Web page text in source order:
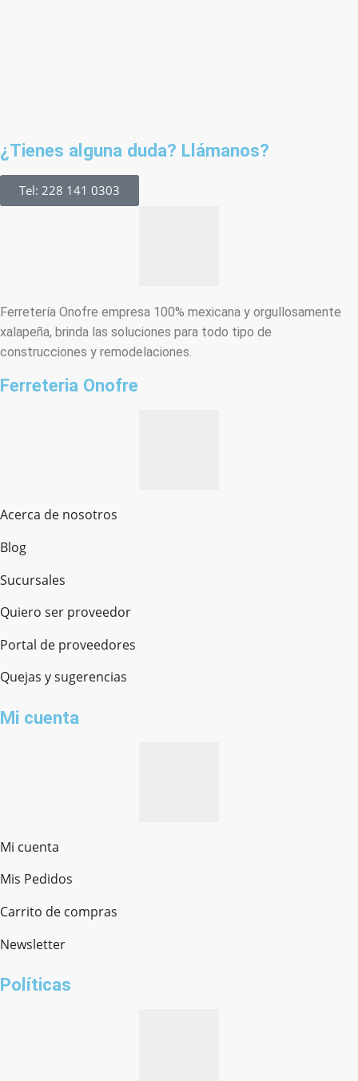
¿Tienes alguna duda? Llámanos?
Tel: 228 141 0303
Ferretería Onofre empresa 100% mexicana y orgullosamente
xalapeña, brinda las soluciones para todo tipo de
construcciones y remodelaciones.
Ferreteria Onofre
Acerca de nosotros
Blog
Sucursales
Quiero ser proveedor
Portal de proveedores
Quejas y sugerencias
Mi cuenta
Mi cuenta
Mis Pedidos
Carrito de compras
Newsletter
Políticas